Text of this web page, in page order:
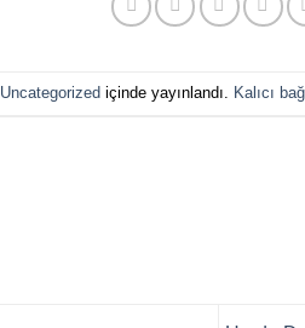
Uncategorized içinde yayınlandı. Kalıcı